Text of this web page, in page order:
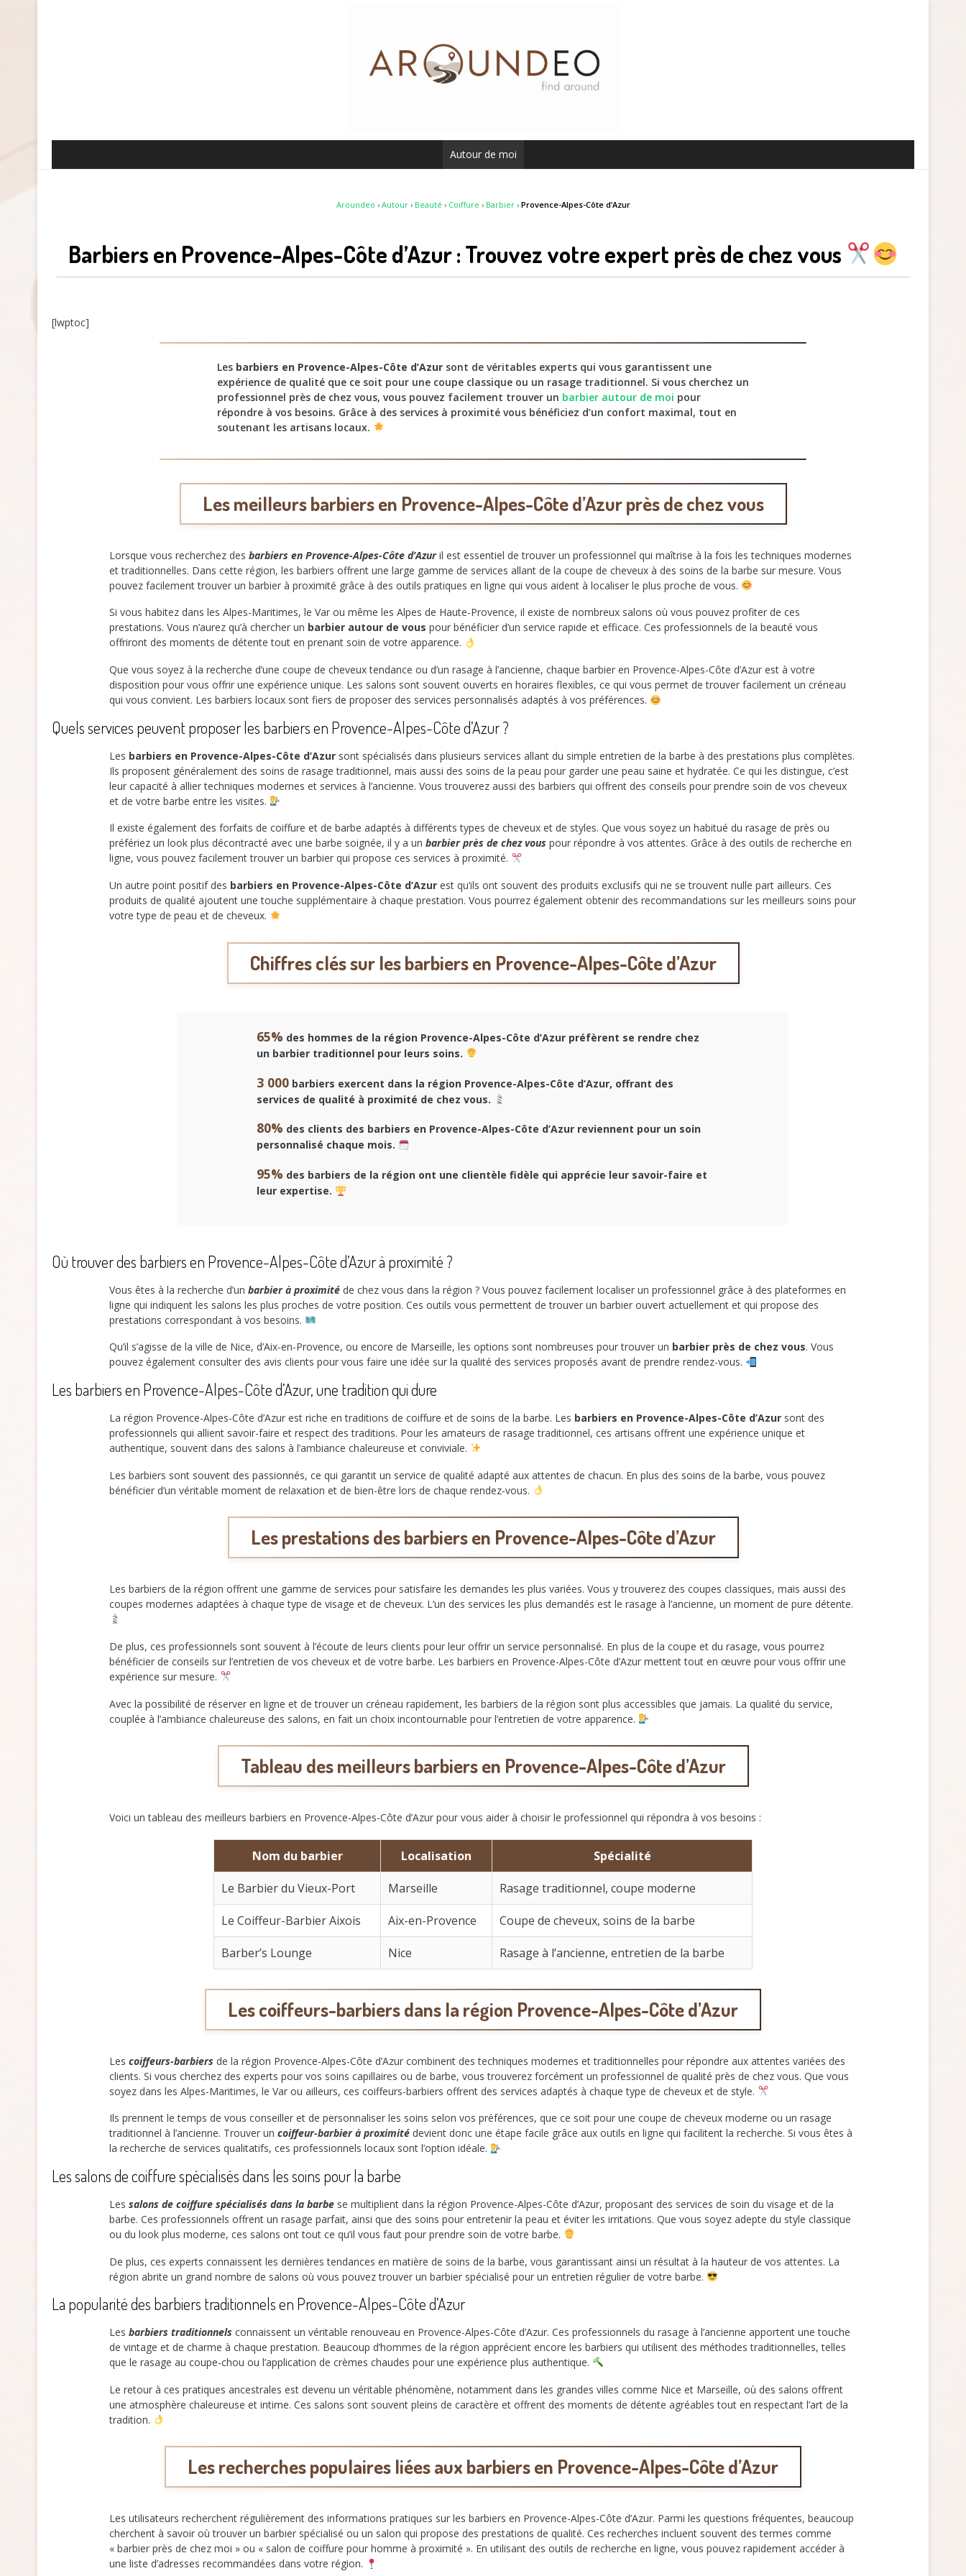
Autour de moi
Aroundeo › Autour› Beauté › Coiffure › Barbier› Provence-Alpes-Côte d’Azur
Barbiers en Provence-Alpes-Côte d’Azur : Trouvez votre expert près de chez vous
[lwptoc]
Les barbiers en Provence-Alpes-Côte d’Azur sont de véritables experts qui vous garantissent une
expérience de qualité que ce soit pour une coupe classique ou un rasage traditionnel. Si vous cherchez un
professionnel près de chez vous, vous pouvez facilement trouver un barbier autour de moi pour
répondre à vos besoins. Grâce à des services à proximité vous bénéficiez d’un confort maximal, tout en
soutenant les artisans locaux.
Les meilleurs barbiers en Provence-Alpes-Côte d’Azur près de chez vous
Lorsque vous recherchez des barbiers en Provence-Alpes-Côte d’Azuril est essentiel de trouver un professionnel qui maîtrise à la fois les techniques modernes
et traditionnelles. Dans cette région, les barbiers offrent une large gamme de services allant de la coupe de cheveux à des soins de la barbe sur mesure. Vous
pouvez facilement trouver un barbier à proximité grâce à des outils pratiques en ligne qui vous aident à localiser le plus proche de vous.
Si vous habitez dans les Alpes-Maritimes, le Var ou même les Alpes de Haute-Provence, il existe de nombreux salons où vous pouvez profiter de ces
prestations. Vous n’aurez qu’à chercher un barbier autour de vous pour bénéficier d’un service rapide et efficace. Ces professionnels de la beauté vous
offriront des moments de détente tout en prenant soin de votre apparence.
Que vous soyez à la recherche d’une coupe de cheveux tendance ou d’un rasage à l’ancienne, chaque barbier en Provence-Alpes-Côte d’Azur est à votre
disposition pour vous offrir une expérience unique. Les salons sont souvent ouverts en horaires flexibles, ce qui vous permet de trouver facilement un créneau
qui vous convient. Les barbiers locaux sont fiers de proposer des services personnalisés adaptés à vos préférences.
Quels services peuvent proposer les barbiers en Provence-Alpes-Côte d’Azur ?
Les barbiers en Provence-Alpes-Côte d’Azur sont spécialisés dans plusieurs services allant du simple entretien de la barbe à des prestations plus complètes.
Ils proposent généralement des soins de rasage traditionnel, mais aussi des soins de la peau pour garder une peau saine et hydratée. Ce qui les distingue, c’est
leur capacité à allier techniques modernes et services à l’ancienne. Vous trouverez aussi des barbiers qui offrent des conseils pour prendre soin de vos cheveux
et de votre barbe entre les visites.
Il existe également des forfaits de coiffure et de barbe adaptés à différents types de cheveux et de styles. Que vous soyez un habitué du rasage de près ou
préfériez un look plus décontracté avec une barbe soignée, il y a un barbier près de chez vous pour répondre à vos attentes. Grâce à des outils de recherche en
ligne, vous pouvez facilement trouver un barbier qui propose ces services à proximité.
Un autre point positif des barbiers en Provence-Alpes-Côte d’Azur est qu’ils ont souvent des produits exclusifs qui ne se trouvent nulle part ailleurs. Ces
produits de qualité ajoutent une touche supplémentaire à chaque prestation. Vous pourrez également obtenir des recommandations sur les meilleurs soins pour
votre type de peau et de cheveux.
Chiffres clés sur les barbiers en Provence-Alpes-Côte d’Azur
65% des hommes de la région Provence-Alpes-Côte d’Azur préfèrent se rendre chez
un barbier traditionnel pour leurs soins.
3 000 barbiers exercent dans la région Provence-Alpes-Côte d’Azur, offrant des
services de qualité à proximité de chez vous.
80% des clients des barbiers en Provence-Alpes-Côte d’Azur reviennent pour un soin
personnalisé chaque mois.
95% des barbiers de la région ont une clientèle fidèle qui apprécie leur savoir-faire et
leur expertise.
Où trouver des barbiers en Provence-Alpes-Côte d’Azur à proximité ?
Vous êtes à la recherche d’un barbier à proximité de chez vous dans la région ? Vous pouvez facilement localiser un professionnel grâce à des plateformes en
ligne qui indiquent les salons les plus proches de votre position. Ces outils vous permettent de trouver un barbier ouvert actuellement et qui propose des
prestations correspondant à vos besoins.
Qu’il s’agisse de la ville de Nice, d’Aix-en-Provence, ou encore de Marseille, les options sont nombreuses pour trouver un barbier près de chez vous. Vous
pouvez également consulter des avis clients pour vous faire une idée sur la qualité des services proposés avant de prendre rendez-vous.
Les barbiers en Provence-Alpes-Côte d’Azur, une tradition qui dure
La région Provence-Alpes-Côte d’Azur est riche en traditions de coiffure et de soins de la barbe. Les barbiers en Provence-Alpes-Côte d’Azur sont des
professionnels qui allient savoir-faire et respect des traditions. Pour les amateurs de rasage traditionnel, ces artisans offrent une expérience unique et
authentique, souvent dans des salons à l’ambiance chaleureuse et conviviale.
Les barbiers sont souvent des passionnés, ce qui garantit un service de qualité adapté aux attentes de chacun. En plus des soins de la barbe, vous pouvez
bénéficier d’un véritable moment de relaxation et de bien-être lors de chaque rendez-vous.
Les prestations des barbiers en Provence-Alpes-Côte d’Azur
Les barbiers de la région offrent une gamme de services pour satisfaire les demandes les plus variées. Vous y trouverez des coupes classiques, mais aussi des
coupes modernes adaptées à chaque type de visage et de cheveux. L’un des services les plus demandés est le rasage à l’ancienne, un moment de pure détente.
De plus, ces professionnels sont souvent à l’écoute de leurs clients pour leur offrir un service personnalisé. En plus de la coupe et du rasage, vous pourrez
bénéficier de conseils sur l’entretien de vos cheveux et de votre barbe. Les barbiers en Provence-Alpes-Côte d’Azur mettent tout en œuvre pour vous offrir une
expérience sur mesure.
Avec la possibilité de réserver en ligne et de trouver un créneau rapidement, les barbiers de la région sont plus accessibles que jamais. La qualité du service,
couplée à l’ambiance chaleureuse des salons, en fait un choix incontournable pour l’entretien de votre apparence.
Tableau des meilleurs barbiers en Provence-Alpes-Côte d’Azur
Voici un tableau des meilleurs barbiers en Provence-Alpes-Côte d’Azur pour vous aider à choisir le professionnel qui répondra à vos besoins :
Nom du barbier Localisation Spécialité
Le Barbier du Vieux-Port Marseille Rasage traditionnel, coupe moderne
Le Coiffeur-Barbier Aixois Aix-en-Provence Coupe de cheveux, soins de la barbe
Barber’s Lounge Nice Rasage à l’ancienne, entretien de la barbe
Les coiffeurs-barbiers dans la région Provence-Alpes-Côte d’Azur
Les coiffeurs-barbiers de la région Provence-Alpes-Côte d’Azur combinent des techniques modernes et traditionnelles pour répondre aux attentes variées des
clients. Si vous cherchez des experts pour vos soins capillaires ou de barbe, vous trouverez forcément un professionnel de qualité près de chez vous. Que vous
soyez dans les Alpes-Maritimes, le Var ou ailleurs, ces coiffeurs-barbiers offrent des services adaptés à chaque type de cheveux et de style.
Ils prennent le temps de vous conseiller et de personnaliser les soins selon vos préférences, que ce soit pour une coupe de cheveux moderne ou un rasage
traditionnel à l’ancienne. Trouver un coiffeur-barbier à proximité devient donc une étape facile grâce aux outils en ligne qui facilitent la recherche. Si vous êtes à
la recherche de services qualitatifs, ces professionnels locaux sont l’option idéale.
Les salons de coiffure spécialisés dans les soins pour la barbe
Les salons de coiffure spécialisés dans la barbe se multiplient dans la région Provence-Alpes-Côte d’Azur, proposant des services de soin du visage et de la
barbe. Ces professionnels offrent un rasage parfait, ainsi que des soins pour entretenir la peau et éviter les irritations. Que vous soyez adepte du style classique
ou du look plus moderne, ces salons ont tout ce qu’il vous faut pour prendre soin de votre barbe.
De plus, ces experts connaissent les dernières tendances en matière de soins de la barbe, vous garantissant ainsi un résultat à la hauteur de vos attentes. La
région abrite un grand nombre de salons où vous pouvez trouver un barbier spécialisé pour un entretien régulier de votre barbe.
La popularité des barbiers traditionnels en Provence-Alpes-Côte d’Azur
Les barbiers traditionnels connaissent un véritable renouveau en Provence-Alpes-Côte d’Azur. Ces professionnels du rasage à l’ancienne apportent une touche
de vintage et de charme à chaque prestation. Beaucoup d’hommes de la région apprécient encore les barbiers qui utilisent des méthodes traditionnelles, telles
que le rasage au coupe-chou ou l’application de crèmes chaudes pour une expérience plus authentique.
Le retour à ces pratiques ancestrales est devenu un véritable phénomène, notamment dans les grandes villes comme Nice et Marseille, où des salons offrent
une atmosphère chaleureuse et intime. Ces salons sont souvent pleins de caractère et offrent des moments de détente agréables tout en respectant l’art de la
tradition.
Les recherches populaires liées aux barbiers en Provence-Alpes-Côte d’Azur
Les utilisateurs recherchent régulièrement des informations pratiques sur les barbiers en Provence-Alpes-Côte d’Azur. Parmi les questions fréquentes, beaucoup
cherchent à savoir où trouver un barbier spécialisé ou un salon qui propose des prestations de qualité. Ces recherches incluent souvent des termes comme
« barbier près de chez moi » ou « salon de coiffure pour homme à proximité ». En utilisant des outils de recherche en ligne, vous pouvez rapidement accéder à
une liste d’adresses recommandées dans votre région.